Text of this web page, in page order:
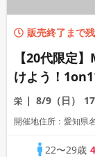
販売終了まで
【20代限定
けよう！
栄 8/9（日）
開催地住所：愛知県
22〜29歳